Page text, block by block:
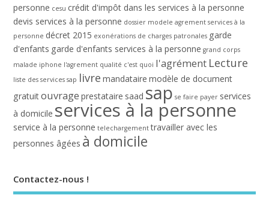
personne cesu crédit d'impôt dans les services à la personne
devis services à la personne dossier modele agrement services à la
personne décret 2015 exonérations de charges patronales garde
d'enfants garde d'enfants services à la personne grand corps
malade iphone l'agrement qualité c'est quoi l'agrément Lecture
liste des services sap livre mandataire modèle de document
gratuitouvrage prestataire saad sap se faire payer services
à domicile services à la personne
service à la personne telechargement travailler avec les
personnes âgées à domicile
Contactez-nous !